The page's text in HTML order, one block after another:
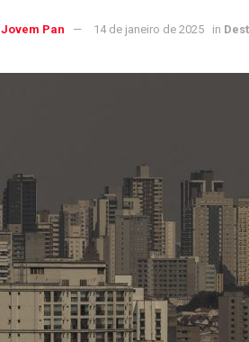
Jovem Pan 14 de janeiro de 2025 in